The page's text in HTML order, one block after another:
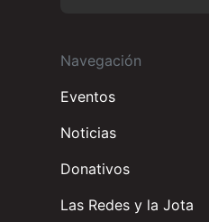
Navegación
Eventos
Noticias
Donativos
Las Redes y la Jota